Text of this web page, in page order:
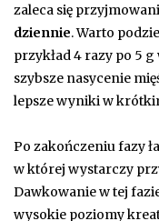
zaleca się
dziennie. Warto
przykład 4 razy po 5
szybsze nasycenie
lepsze wyniki w
Po zakończeniu fazy
w której wystarczy
Dawkowanie w tej
wysokie poziomy